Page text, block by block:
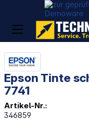
Epson Tinte
7741
Artikel-Nr.:
346859